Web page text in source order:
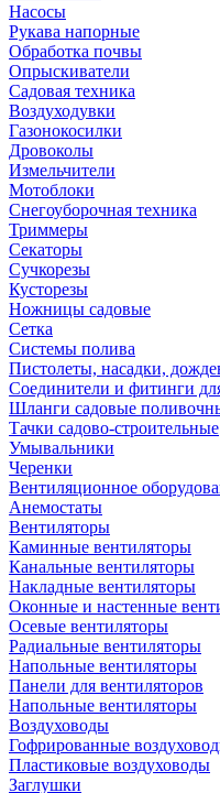
Насосы
Рукава напорные
Обработка почвы
Опрыскиватели
Садовая техника
Воздуходувки
Газонокосилки
Дровоколы
Измельчители
Мотоблоки
Снегоуборочная техника
Триммеры
Секаторы
Сучкорезы
Кусторезы
Ножницы садовые
Сетка
Системы полива
Пистолеты, насадки,
Соединители и фитинги
Шланги садовые
Тачки садово-строительные
Умывальники
Черенки
Вентиляционное
Анемостаты
Вентиляторы
Каминные вентиляторы
Канальные вентиляторы
Накладные вентиляторы
Оконные и настенные
Осевые вентиляторы
Радиальные вентиляторы
Напольные вентиляторы
Панели для вентиляторов
Напольные вентиляторы
Воздуховоды
Гофрированные
Пластиковые воздуховоды
Заглушки